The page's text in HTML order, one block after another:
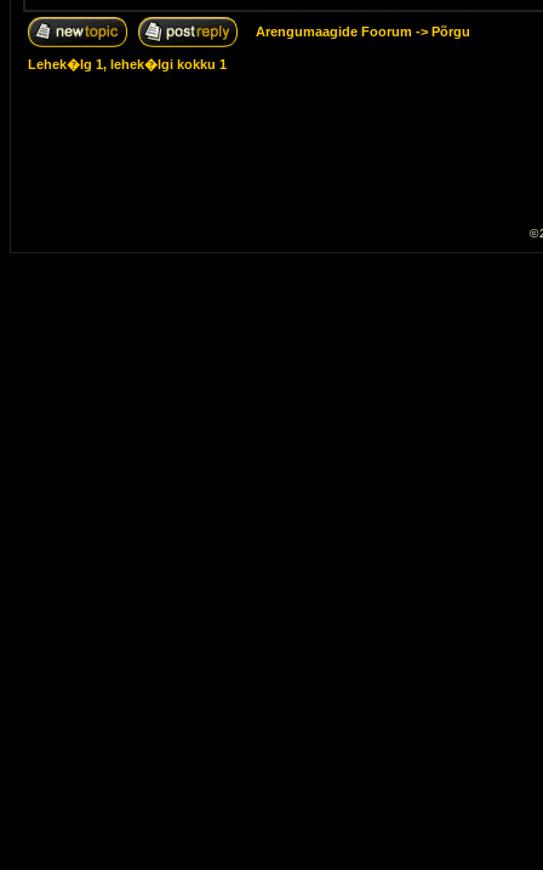
Arengumaagide Foorum -> Põrgu
Lehek�lg 1, lehek�lgi kokku 1
©